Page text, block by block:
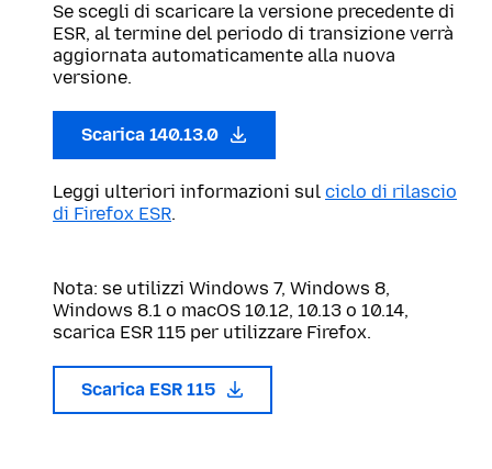
Se scegli di scaricare la versione precedente di
ESR, al termine del periodo di transizione verrà
aggiornata automaticamente alla nuova
versione.
Scarica 140.13.0
Leggi ulteriori informazioni sul ciclo di rilascio
di Firefox ESR.
Nota: se utilizzi Windows 7, Windows 8,
Windows 8.1 o macOS 10.12, 10.13 o 10.14,
scarica ESR 115 per utilizzare Firefox.
Scarica ESR 115